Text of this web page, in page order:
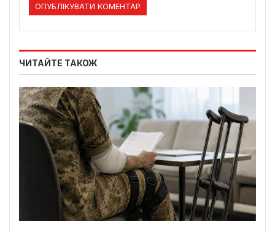
ЧИТАЙТЕ ТАКОЖ